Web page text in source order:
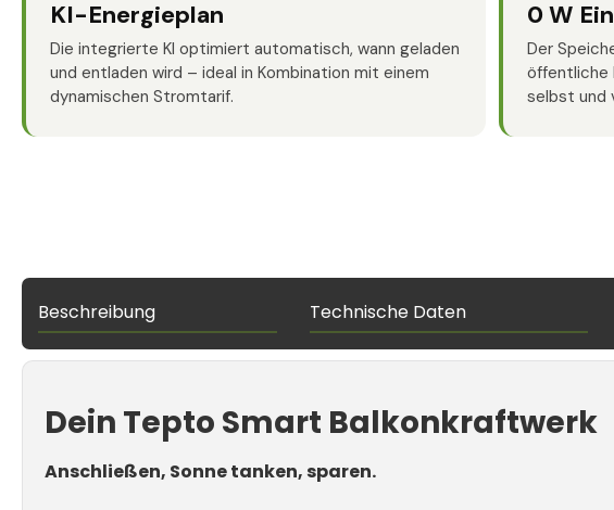
KI-Energieplan
Die integrierte KI optimiert automatisch, wann geladen
und entladen wird – ideal in Kombination mit einem
dynamischen Stromtarif.
0 W
Der
öffentliche
selbst und
Beschreibung Technische Daten
Dein Tepto Smart Balkonkraftwerk
Anschließen, Sonne tanken, sparen.